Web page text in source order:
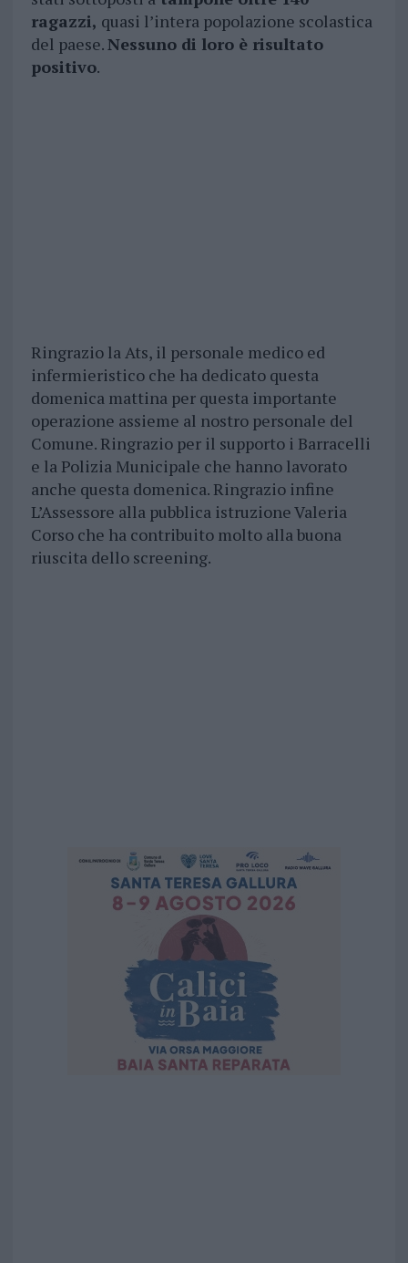
ragazzi, quasi l’intera popolazione scolastica
del paese.Nessuno di loro è risultato
positivo.
Ringrazio la Ats, il personale medico ed
infermieristico che ha dedicato questa
domenica mattina per questa importante
operazione assieme al nostro personale del
Comune. Ringrazio per il supporto i Barracelli
e la Polizia Municipale che hanno lavorato
anche questa domenica. Ringrazio infine
L’Assessore alla pubblica istruzione Valeria
Corso che ha contribuito molto alla buona
riuscita dello screening.